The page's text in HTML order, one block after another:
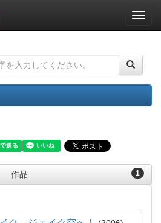
ナ
ビ
ー
ョ
ン
1
作品